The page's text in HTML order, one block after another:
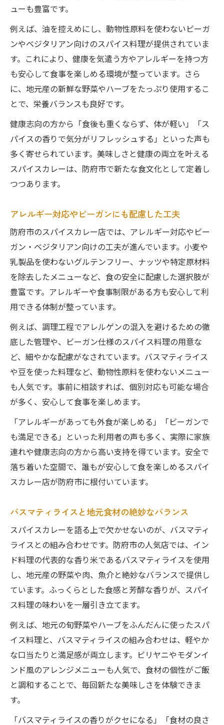
ューも豊富です。
例えば、油を控えめにし、動物性原料を使わないビーガ
ンやベジタリアン向けのスパイス料理が提供されていま
す。これにより、健康を気遣う方やアレルギーを持つ方
も安心して食事を楽しめる環境が整っています。さら
に、地元産の新鮮な野菜やハーブをたっぷり使用するこ
とで、栄養バランスも良好です。
健康志向の方から「食後も重くならず、体が軽い」「ス
パイスの香りで気分がリフレッシュする」といった声も
多く寄せられています。美味しさと健康の両立を叶える
スパイスカレーは、防府市で新たな食文化として定着し
つつあります。
アレルギー対応やビーガンにも配慮した工夫
防府市のスパイスカレー店では、アレルギー対応やビー
ガン・ベジタリアン向けの工夫が進んでいます。小麦や
乳製品を使わないグルテンフリー、ナッツや特定原材料
を除去したメニューなど、食の安全に配慮した選択肢が
豊富です。アレルギーや食事制限がある方も安心して利
用できる体制が整っています。
例えば、調理工程でアレルゲンの混入を避けるための徹
底した管理や、ビーガン仕様のスパイス料理の用意な
ど、細やかな配慮がなされています。バスマティライス
や豆を使った料理など、動物性原料を使わないメニュー
も人気です。事前に相談すれば、個別対応も可能な場合
が多く、安心して食事を楽しめます。
「アレルギーがあっても外食が楽しめる」「ビーガンで
も満足できる」といった利用者の声も多く、実際に家族
連れや健康志向の方から高い支持を得ています。安全で
落ち着いた空間で、誰もが安心して食を楽しめるスパイ
スカレー店が防府市に根付いています。
バスマティライスと地元食材の絶妙なバランス
スパイスカレーを語る上で欠かせないのが、バスマティ
ライスとの組み合わせです。防府市の人気店では、イン
ド料理の代表的な香り米であるバスマティライスを使用
し、地元産の野菜や肉、魚介と絶妙なバランスで提供し
ています。ふっくらとした食感と芳醇な香りが、スパイ
ス料理の味わいを一層引き立てます。
例えば、地元の旬野菜やハーブをふんだんに使ったスパ
イス料理と、バスマティライスの組み合わせは、軽やか
な口当たりと満足感が両立します。ビリヤニやモダンイ
ンド風のアレンジメニューも人気で、食材の個性がご飯
と調和することで、毎回新たな美味しさを体験できま
す。
「バスマティライスの香りがクセになる」「食材の良さ